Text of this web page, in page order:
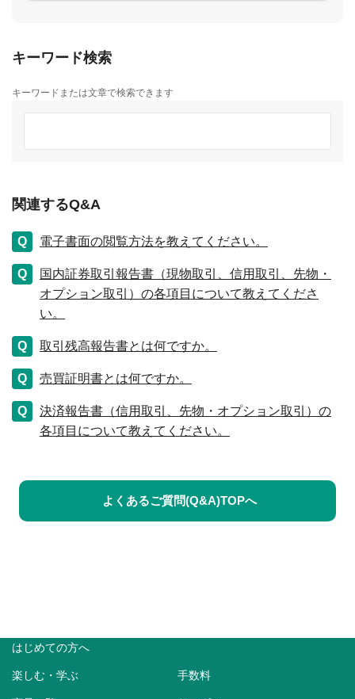
キーワード検索
キーワードまたは文章で検索できます
関連するQ&A
電子書面の閲覧方法を教えてください。
国内証券取引報告書（現物取引、信用取引、先物・
オプション取引）の各項目について教えてくださ
い。
取引残高報告書とは何ですか。
売買証明書とは何ですか。
決済報告書（信用取引、先物・オプション取引）の
各項目について教えてください。
よくあるご質問(Q&A)TOPへ
はじめての方へ
楽しむ・学ぶ 手数料